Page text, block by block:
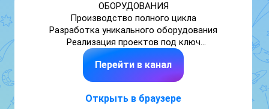
ОБОРУДОВАНИЯ
Производство полного цикла
Разработка уникального оборудования
Реализация проектов под ключ
Работаем по 44-ФЗ и 223-ФЗ
Более 10 лет в сфере
Доставка по всей России
Перейти в канал
Открыть в браузере